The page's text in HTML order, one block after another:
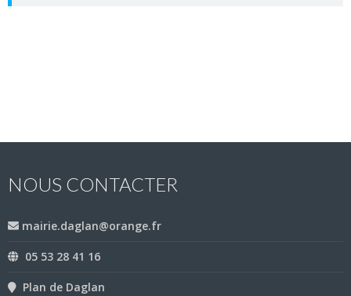
NOUS CONTACTER
mairie.daglan@orange.fr
05 53 28 41 16
Plan de Daglan